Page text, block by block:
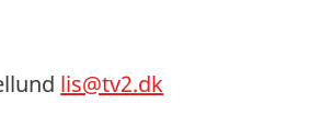
lis@tv2.dk